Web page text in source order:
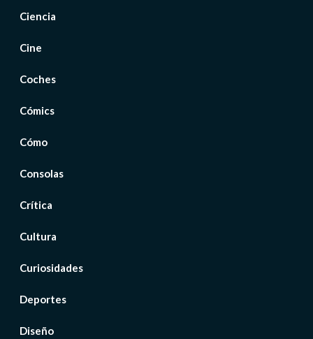
Ciencia
Cine
Coches
Cómics
Cómo
Consolas
Crítica
Cultura
Curiosidades
Deportes
Diseño